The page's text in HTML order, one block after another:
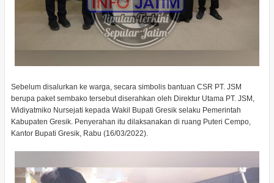
Sebelum disalurkan ke warga, secara simbolis bantuan CSR PT. JSM
berupa paket sembako tersebut diserahkan oleh Direktur Utama PT. JSM,
Widiyatmiko Nursejati kepada Wakil Bupati Gresik selaku Pemerintah
Kabupaten Gresik. Penyerahan itu dilaksanakan di ruang Puteri Cempo,
Kantor Bupati Gresik, Rabu (16/03/2022).